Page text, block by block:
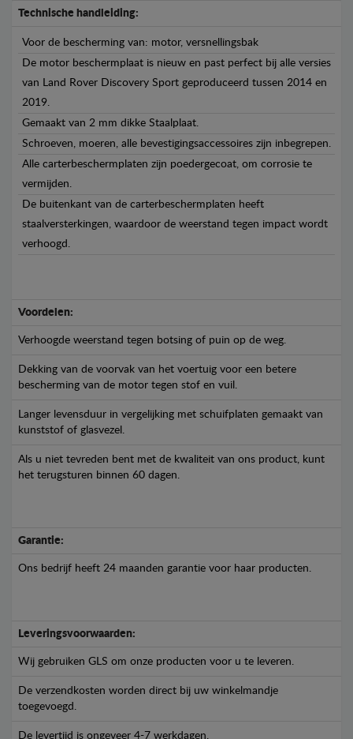
Technische handleiding:
Voor de bescherming van: motor, versnellingsbak
De motor beschermplaat is nieuw en past perfect bij alle versies
van Land Rover Discovery Sport geproduceerd tussen 2014 en
2019.
Gemaakt van 2 mm dikke Staalplaat.
Schroeven, moeren, alle bevestigingsaccessoires zijn inbegrepen.
Alle carterbeschermplaten zijn poedergecoat, om corrosie te
vermijden.
De buitenkant van de carterbeschermplaten heeft
staalversterkingen, waardoor de weerstand tegen impact wordt
verhoogd.
Voordelen:
Verhoogde weerstand tegen botsing of puin op de weg.
Dekking van de voorvak van het voertuig voor een betere
bescherming van de motor tegen stof en vuil.
Langer levensduur in vergelijking met schuifplaten gemaakt van
kunststof of glasvezel.
Als u niet tevreden bent met de kwaliteit van ons product, kunt
het terugsturen binnen 60 dagen.
Garantie:
Ons bedrijf heeft 24 maanden garantie voor haar producten.
Leveringsvoorwaarden:
Wij gebruiken GLS om onze producten voor u te leveren.
De verzendkosten worden direct bij uw winkelmandje
toegevoegd.
De levertijd is ongeveer 4-7 werkdagen.